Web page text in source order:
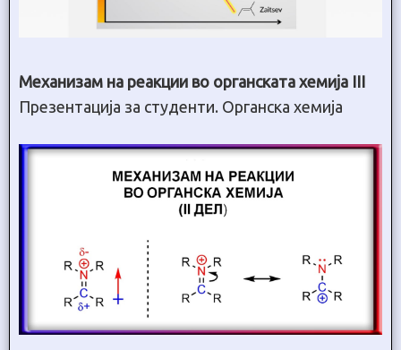
Механизам на реакции во органската хемија III
Презентација за студенти. Органска хемија